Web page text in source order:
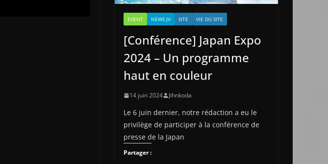
EVENT NEWS JV SITE VIE DU SITE
[Conférence] Japan Expo
2024 – Un programme
haut en couleur
14 juin 2024 Jihnkoda
Le 6 juin dernier, notre rédaction a eu le
privilège de participer à la conférence de
presse de la Japan
Partager :